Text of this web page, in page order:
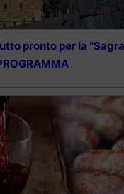
pronto per la